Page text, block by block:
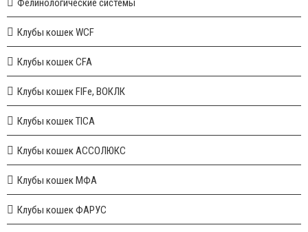
Клубы кошек WCF
Клубы кошек CFA
Клубы кошек FIFe, ВОКЛК
Клубы кошек TICA
Клубы кошек АССОЛЮКС
Клубы кошек МФА
Клубы кошек ФАРУС